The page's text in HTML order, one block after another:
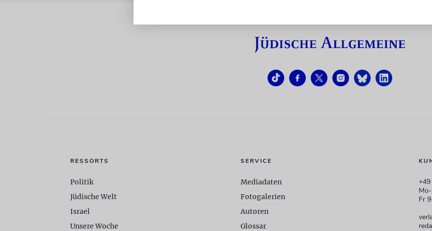
Fr
RESSORTS
Politik
Jüdische Welt
Israel
Unsere Woche
SERVICE
Mediadaten
Fotogalerien
Autoren
Glossar